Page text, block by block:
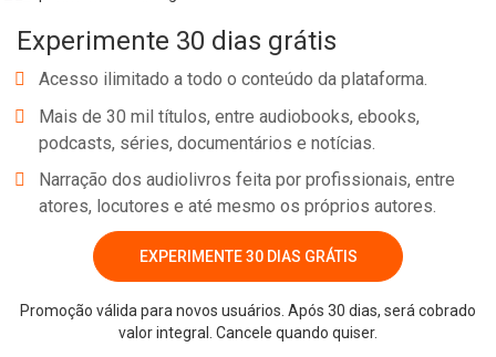
Experimente 30 dias grátis
Acesso ilimitado a todo o conteúdo da plataforma.
Mais de 30 mil títulos, entre audiobooks, ebooks,
podcasts, séries, documentários e notícias.
Narração dos audiolivros feita por profissionais, entre
atores, locutores e até mesmo os próprios autores.
EXPERIMENTE 30 DIAS GRÁTIS
Promoção válida para novos usuários. Após 30 dias, será cobrado
valor integral. Cancele quando quiser.